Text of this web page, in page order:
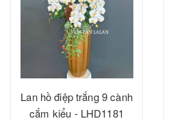
Lan hồ điệp trắng 9 cành
cắm kiểu - LHD1181